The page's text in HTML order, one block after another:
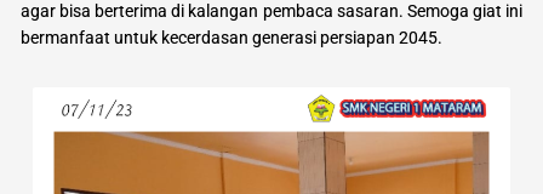
agar bisa berterima di kalangan pembaca sasaran. Semoga giat ini
bermanfaat untuk kecerdasan generasi persiapan 2045.